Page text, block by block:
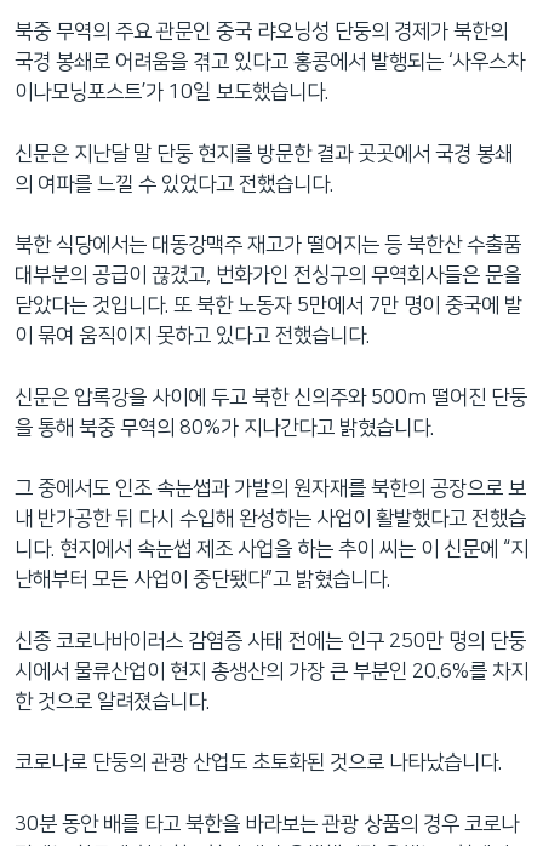
북중 무역의 주요 관문인 중국 랴오닝성 단둥의 경제가 북한의
국경 봉쇄로 어려움을 겪고 있다고 홍콩에서 발행되는 ‘사우스차
이나모닝포스트’가 10일 보도했습니다.
신문은 지난달 말 단둥 현지를 방문한 결과 곳곳에서 국경 봉쇄
의 여파를 느낄 수 있었다고 전했습니다.
북한 식당에서는 대동강맥주 재고가 떨어지는 등 북한산 수출품
대부분의 공급이 끊겼고, 번화가인 전싱구의 무역회사들은 문을
닫았다는 것입니다. 또 북한 노동자 5만에서 7만 명이 중국에 발
이 묶여 움직이지 못하고 있다고 전했습니다.
신문은 압록강을 사이에 두고 북한 신의주와 500m 떨어진 단둥
을 통해 북중 무역의 80%가 지나간다고 밝혔습니다.
그 중에서도 인조 속눈썹과 가발의 원자재를 북한의 공장으로 보
내 반가공한 뒤 다시 수입해 완성하는 사업이 활발했다고 전했습
니다. 현지에서 속눈썹 제조 사업을 하는 추이 씨는 이 신문에 “지
난해부터 모든 사업이 중단됐다”고 밝혔습니다.
신종 코로나바이러스 감염증 사태 전에는 인구 250만 명의 단둥
시에서 물류산업이 현지 총생산의 가장 큰 부분인 20.6%를 차지
한 것으로 알려졌습니다.
코로나로 단둥의 관광 산업도 초토화된 것으로 나타났습니다.
30분 동안 배를 타고 북한을 바라보는 관광 상품의 경우 코로나